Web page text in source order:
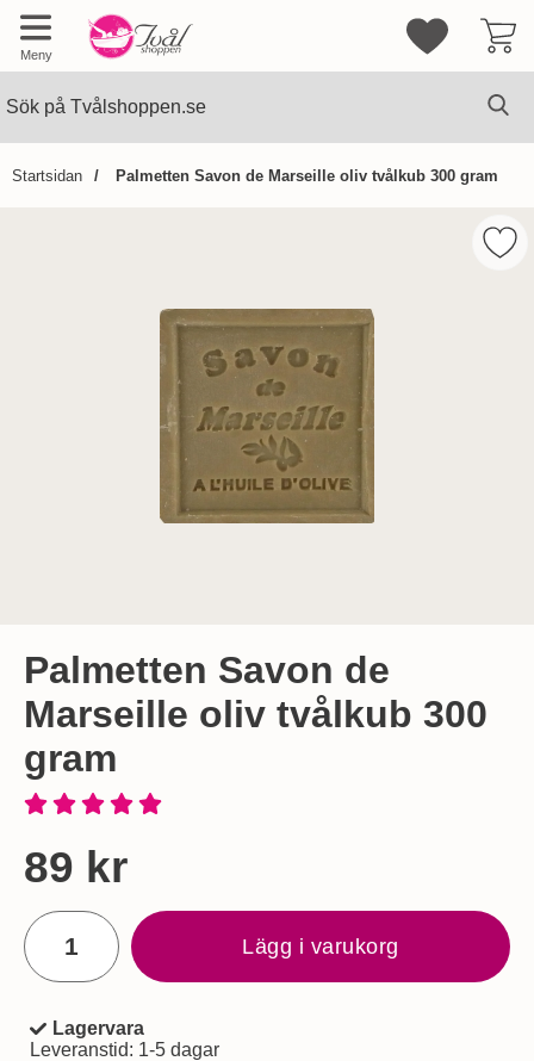
Meny
Mina
Startsidan Palmetten Savon de Marseille oliv tvålkub 300 gram
Palmetten Savon de
Marseille oliv tvålkub 300
gram
Handla denna produkt Palmetten Savon de Marseille oliv
pris
89 kr
antal
Lägg i varukorg
Tillgänglighet:
Lagervara
Leveranstid: 1-5 dagar